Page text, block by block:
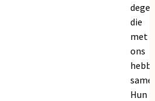
die
met
ons
Hun